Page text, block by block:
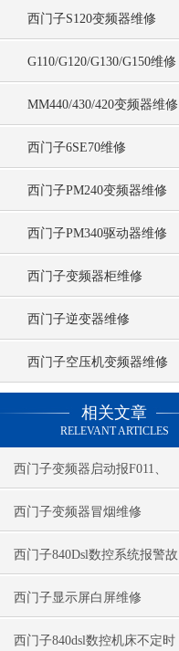
西门子S120变频器维修
G110/G120/G130/G150维修
MM440/430/420变频器维修
西门子6SE70维修
西门子PM240变频器维修
西门子PM340驱动器维修
西门子变频器柜维修
西门子逆变器维修
西门子空压机变频器维修
相关文章
RELEVANT ARTICLES
西门子变频器启动报F011、
F015维修
西门子变频器冒烟维修
西门子840Dsl数控系统报警故
障的维修
西门子显示屏白屏维修
西门子840dsl数控机床不定时